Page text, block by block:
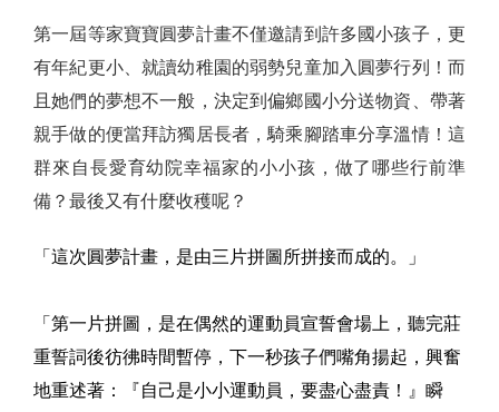
第一屆等家寶寶圓夢計畫不僅邀請到許多國小孩子，更
有年紀更小、就讀幼稚園的弱勢兒童加入圓夢行列！而
且她們的夢想不一般，決定到偏鄉國小分送物資、帶著
親手做的便當拜訪獨居長者，騎乘腳踏車分享溫情！這
群來自長愛育幼院幸福家的小小孩，做了哪些行前準
備？最後又有什麼收穫呢？
「這次圓夢計畫，是由三片拼圖所拼接而成的。」
「第一片拼圖，是在偶然的運動員宣誓會場上，聽完莊
重誓詞後彷彿時間暫停，下一秒孩子們嘴角揚起，興奮
地重述著：『自己是小小運動員，要盡心盡責！』瞬